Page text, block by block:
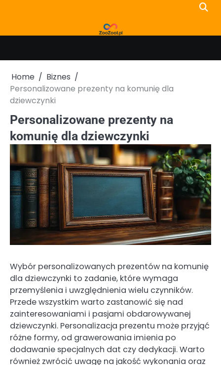
Home
Biznes
Personalizowane prezenty na komunię dla
dziewczynki
Personalizowane prezenty na
komunię dla dziewczynki
Wybór personalizowanych prezentów na komunię
dla dziewczynki to zadanie, które wymaga
przemyślenia i uwzględnienia wielu czynników.
Przede wszystkim warto zastanowić się nad
zainteresowaniami i pasjami obdarowywanej
dziewczynki. Personalizacja prezentu może przyjąć
różne formy, od grawerowania imienia po
dodawanie specjalnych dat czy dedykacji. Warto
również zwrócić uwagę na jakość wykonania oraz